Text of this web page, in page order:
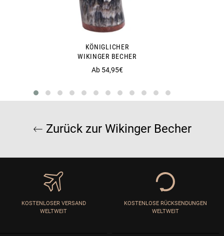
KÖNIGLICHER
WIKINGER BECHER
Ab 54,95€
Zurück zur Wikinger Becher
KOSTENLOSER VERSAND
WELTWEIT
KOSTENLOSE RÜCKSENDUNGEN
WELTWEIT